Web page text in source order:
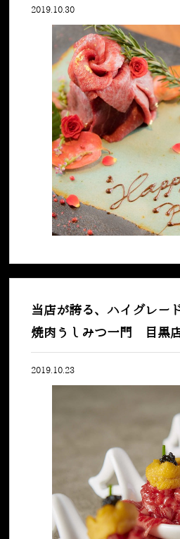
2019.10.30
当店が誇る、ハイグレー
焼肉うしみつ一門 目黒
2019.10.23